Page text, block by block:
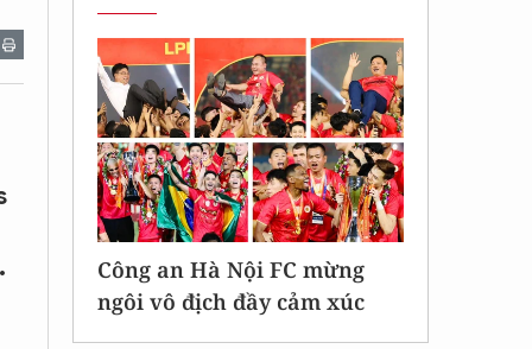
Công an Hà Nội FC mừng
ngôi vô địch đầy cảm xúc